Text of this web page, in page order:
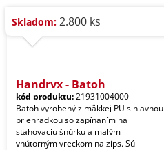
Skladom: 2.800 ks
Handryx - Batoh
kód produktu:21931004000
Batoh vyrobený z mäkkej PU s hlavnou
priehradkou so zapínaním na
sťahovaciu šnúrku a malým
vnútorným vreckom na zips. Sú